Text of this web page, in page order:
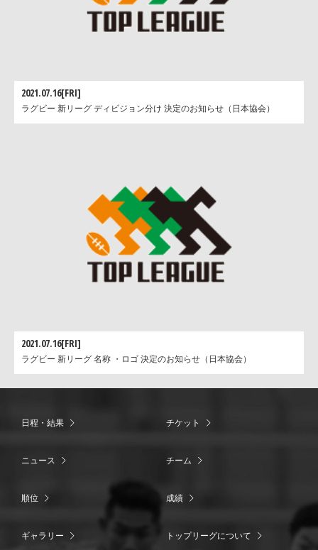
2021.07.16[FRI]
ラグビー 新リーグ ディビジョン分け 決定のお知らせ（日本協会）
2021.07.16[FRI]
ラグビー 新リーグ 名称 ・ロゴ 決定のお知らせ（日本協会）
日程・結果 チケット
ニュース チーム
順位 成績
ギャラリー トップリーグについて